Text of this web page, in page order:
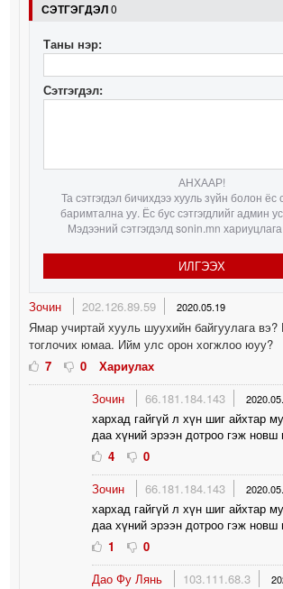
СЭТГЭГДЭЛ0
Таны нэр:
Сэтгэгдэл:
АНХААР!
Та сэтгэгдэл бичихдээ хууль зүйн болон ёс
баримтална уу. Ёс бус сэтгэгдлийг админ
Мэдээний сэтгэгдэлд sonin.mn хариуцлага
ИЛГЭЭХ
Зочин 202.126.89.59 2020.05.19
Ямар учиртай хууль шуухийн байгуулага
тоглочих юмаа. Ийм улс орон хогжлоо юуу?
7
0
Хариулах
Зочин
66.181.184.143
хархад гайгүй л хүн шиг айхтар
даа хүний эрээн дотроо гэж
4
0
Зочин
66.181.184.143
хархад гайгүй л хүн шиг айхтар
даа хүний эрээн дотроо гэж
1
0
Дао Фу Лянь
103.111.68.3